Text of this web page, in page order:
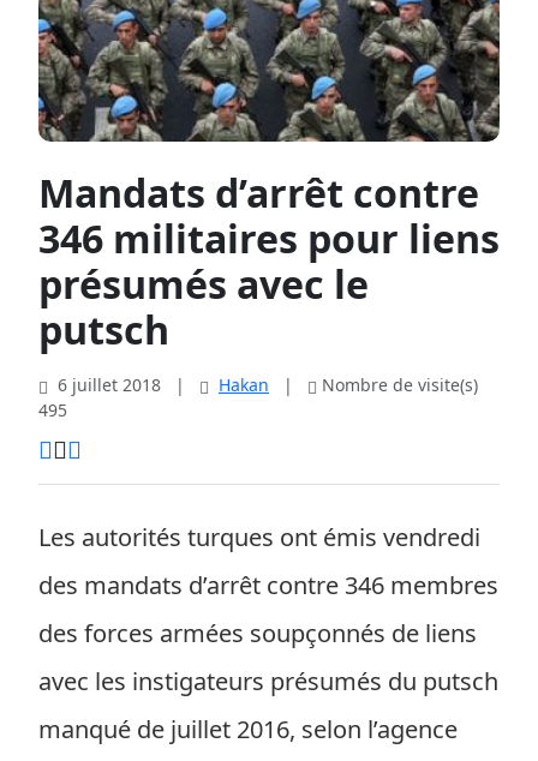
Mandats d’arrêt contre
346 militaires pour liens
présumés avec le
putsch
6 juillet 2018 | Hakan |
Nombre de visite(s)
495
Les autorités turques ont émis vendredi
des mandats d’arrêt contre 346 membres
des forces armées soupçonnés de liens
avec les instigateurs présumés du putsch
manqué de juillet 2016, selon l’agence